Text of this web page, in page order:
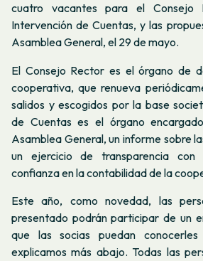
cuatro vacantes para el
Intervención de Cuentas, y las
Asamblea General, el 29 de mayo.
El Consejo Rector es el órgano de
cooperativa, que renueva
salidos y escogidos por la base
de Cuentas es el órgano
Asamblea General, un informe sobre
un ejercicio de transparencia
confianza en la contabilidad de la
Este año, como novedad, las
presentado podrán participar de un
que las socias puedan
explicamos más abajo. Todas las